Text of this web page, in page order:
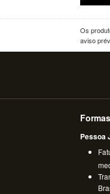
Os
aviso
Pessoa